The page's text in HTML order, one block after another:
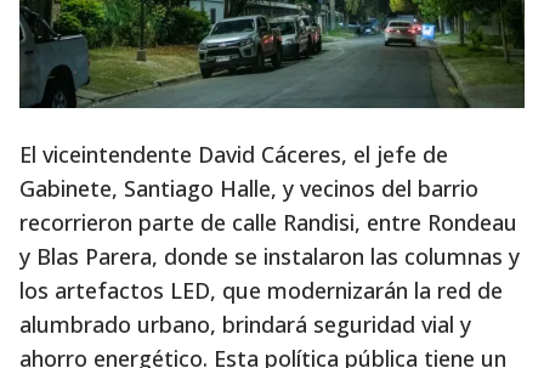
El viceintendente David Cáceres, el jefe de
Gabinete, Santiago Halle, y vecinos del barrio
recorrieron parte de calle Randisi, entre Rondeau
y Blas Parera, donde se instalaron las columnas y
los artefactos LED, que modernizarán la red de
alumbrado urbano, brindará seguridad vial y
ahorro energético. Esta política pública tiene un